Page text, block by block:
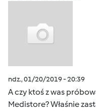
ndz., 01/20/2019 - 20:39
A czy ktoś z was
Medistore? Właśnie